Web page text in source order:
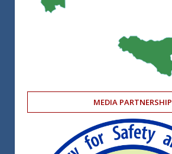
MEDIA PARTNERSHIP